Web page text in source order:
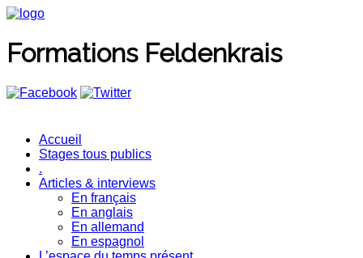
Formations Feldenkrais
Accueil
Stages tous publics
.
Articles & interviews
En français
En anglais
En allemand
En espagnol